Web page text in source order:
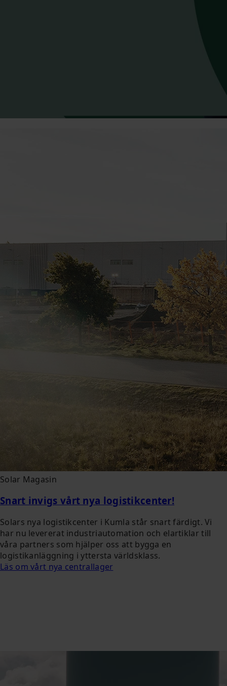
Solar Magasin
Snart invigs vårt nya logistikcenter!
Solars nya logistikcenter i Kumla står snart färdigt. Vi
har nu levererat industriautomation och elartiklar till
våra partners som hjälper oss att bygga en
logistikanläggning i yttersta världsklass.
Läs om vårt nya centrallager